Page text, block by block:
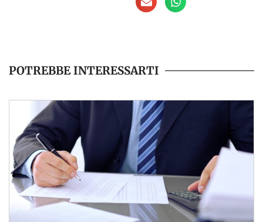
POTREBBE INTERESSARTI